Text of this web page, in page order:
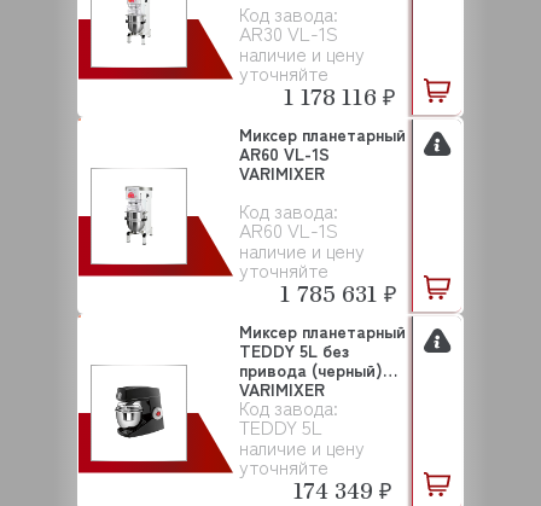
Код завода:
AR30 VL-1S
наличие и цену
уточняйте
1 178 116 ₽
Код завода:
AR60 VL-1S
наличие и цену
уточняйте
Миксер планетарный
AR60 VL-1S
VARIMIXER
1 785 631 ₽
Код завода:
TEDDY 5L
наличие и цену
уточняйте
Миксер планетарный
TEDDY 5L без
привода (черный)
VARIMIXER
174 349 ₽